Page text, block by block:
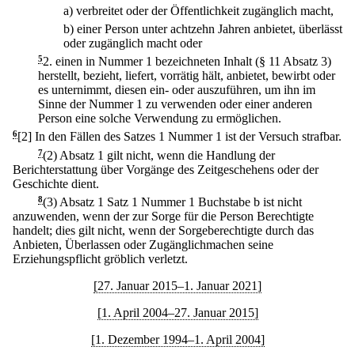
a) verbreitet oder der Öffentlichkeit zugänglich macht,
b) einer Person unter achtzehn Jahren anbietet, überlässt
oder zugänglich macht oder
52. einen in Nummer 1 bezeichneten Inhalt (§ 11 Absatz 3)
herstellt, bezieht, liefert, vorrätig hält, anbietet, bewirbt oder
es unternimmt, diesen ein- oder auszuführen, um ihn im
Sinne der Nummer 1 zu verwenden oder einer anderen
Person eine solche Verwendung zu ermöglichen.
6[2] In den Fällen des Satzes 1 Nummer 1 ist der Versuch strafbar.
7(2) Absatz 1 gilt nicht, wenn die Handlung der
Berichterstattung über Vorgänge des Zeitgeschehens oder der
Geschichte dient.
8(3) Absatz 1 Satz 1 Nummer 1 Buchstabe b ist nicht
anzuwenden, wenn der zur Sorge für die Person Berechtigte
handelt; dies gilt nicht, wenn der Sorgeberechtigte durch das
Anbieten, Überlassen oder Zugänglichmachen seine
Erziehungspflicht gröblich verletzt.
[27. Januar 2015–1. Januar 2021]
[1. April 2004–27. Januar 2015]
[1. Dezember 1994–1. April 2004]